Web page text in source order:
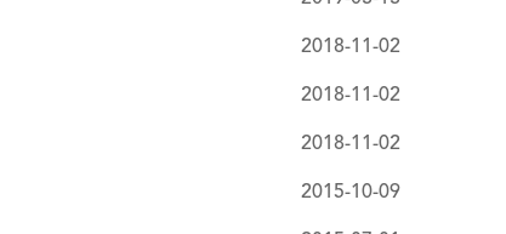
2018-11-02
2018-11-02
2018-11-02
2015-10-09